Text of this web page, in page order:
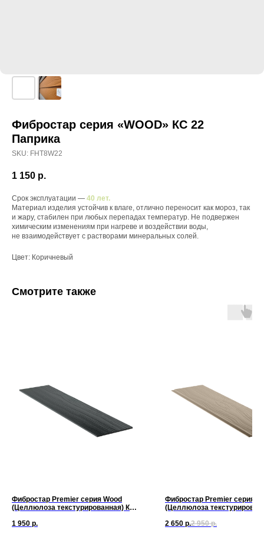
Фибростар серия «WOOD» КС 22
Паприка
SKU: FHT8W22
1 150 р.
Срок эксплуатации — 40 лет.
Материал изделия устойчив к влаге, отлично переносит как мороз, так
и жару, стабилен при любых перепадах температур. Не подвержен
химическим изменениям при нагреве и воздействии воды,
не взаимодействует с растворами минеральных солей.
Цвет: Коричневый
Смотрите также
Фибростар Premier серия Wood
(Целлюлоза текстурированная) КС
1 950 р.
Фибростар Premier серия
(Целлюлоза
2 650 р.2 950 р.